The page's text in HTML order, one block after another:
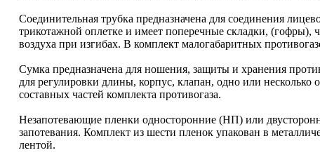
Соединительная трубка предназначена для соединения
трикотажной оплетке и имеет поперечные складки, (гофры),
воздуха при изгибах. В комплект малогабаритных
Сумка предназначена для ношения, защиты и хранения
для регулировки длины, корпус, клапан, одно или
составных частей комплекта противогаза.
Незапотевающие пленки односторонние (НП) или
запотевания. Комплект из шести пленок упакован в
лентой.